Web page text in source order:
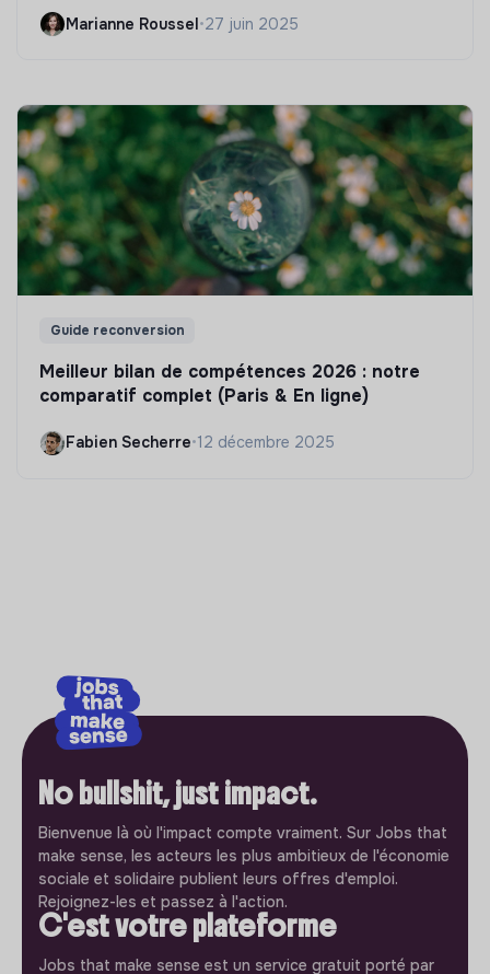
Marianne Roussel•27 juin 2025
Guide reconversion
Meilleur bilan de compétences 2026 : notre
comparatif complet (Paris & En ligne)
Fabien Secherre•12 décembre 2025
No bullshit, just impact.
Bienvenue là où l'impact compte vraiment. Sur Jobs that
make sense, les acteurs les plus ambitieux de l'économie
sociale et solidaire publient leurs offres d'emploi.
Rejoignez-les et passez à l'action.
C'est votre plateforme
Jobs that make sense est un service gratuit porté par